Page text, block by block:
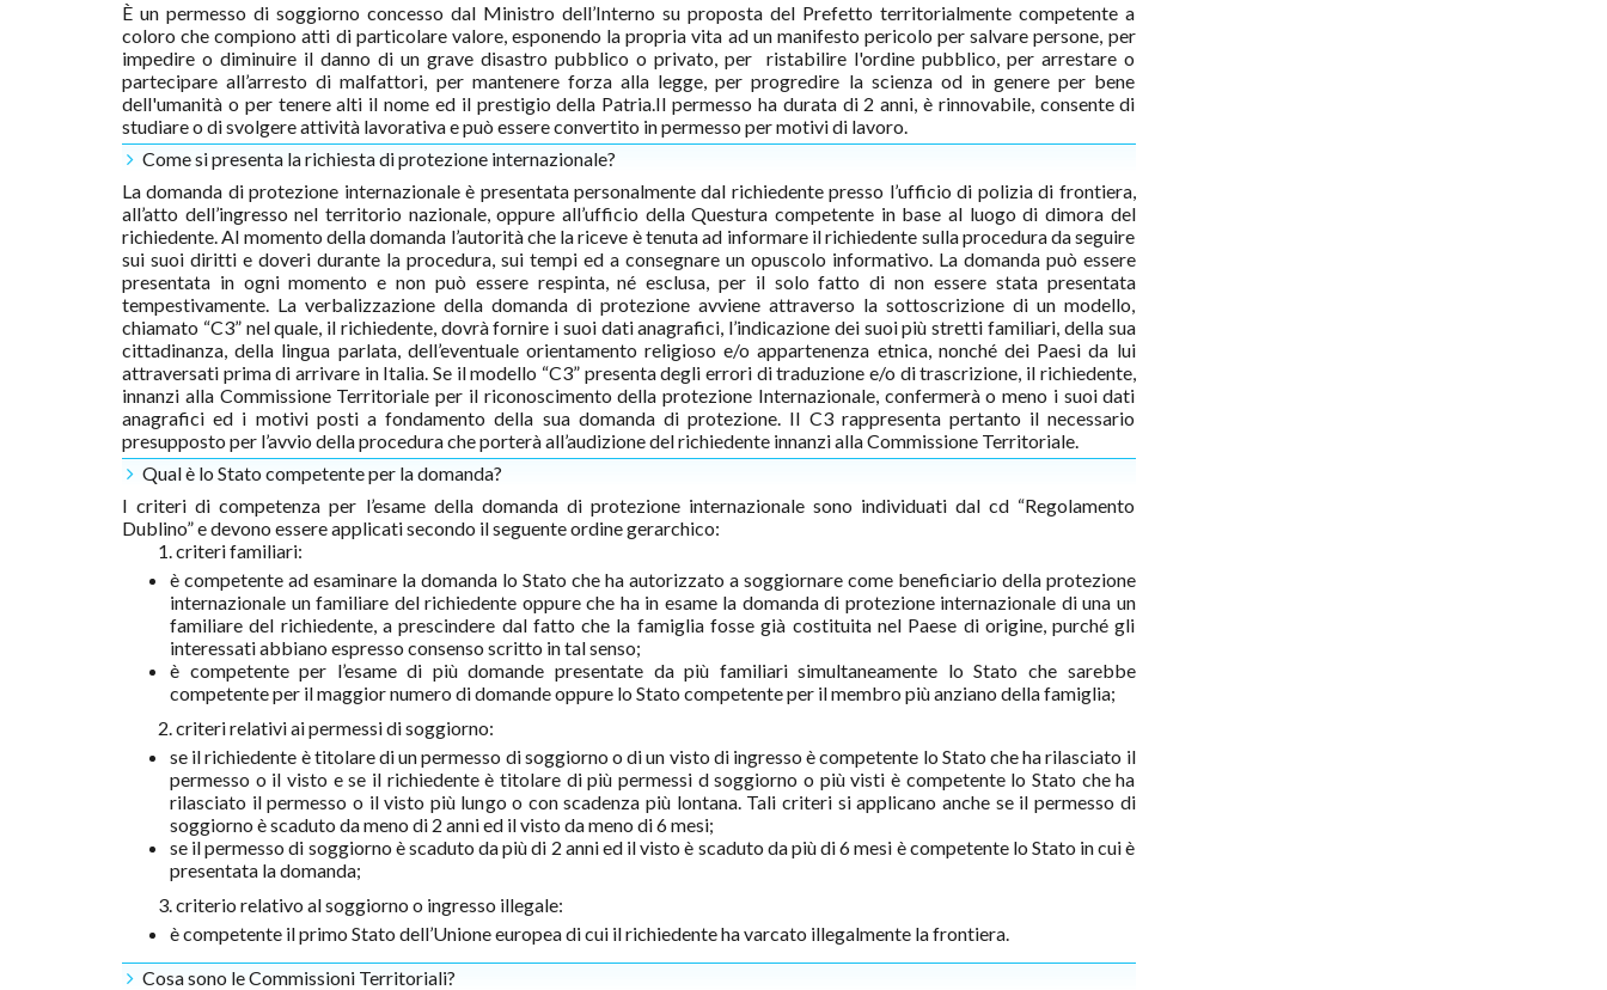
È un permesso di soggiorno concesso dal Ministro dell’Interno su proposta del Prefetto territorialmente competente a
coloro che compiono atti di particolare valore, esponendo la propria vita ad un manifesto pericolo per salvare persone, per
impedire o diminuire il danno di un grave disastro pubblico o privato, per ristabilire l'ordine pubblico, per arrestare o
partecipare all’arresto di malfattori, per mantenere forza alla legge, per progredire la scienza od in genere per bene
dell'umanità o per tenere alti il nome ed il prestigio della Patria.Il permesso ha durata di 2 anni, è rinnovabile, consente di
studiare o di svolgere attività lavorativa e può essere convertito in permesso per motivi di lavoro.
Come si presenta la richiesta di protezione internazionale?
La domanda di protezione internazionale è presentata personalmente dal richiedente presso l’ufficio di polizia di frontiera,
all’atto dell’ingresso nel territorio nazionale, oppure all’ufficio della Questura competente in base al luogo di dimora del
richiedente. Al momento della domanda l’autorità che la riceve è tenuta ad informare il richiedente sulla procedura da seguire
sui suoi diritti e doveri durante la procedura, sui tempi ed a consegnare un opuscolo informativo. La domanda può essere
presentata in ogni momento e non può essere respinta, né esclusa, per il solo fatto di non essere stata presentata
tempestivamente. La verbalizzazione della domanda di protezione avviene attraverso la sottoscrizione di un modello,
chiamato “C3” nel quale, il richiedente, dovrà fornire i suoi dati anagrafici, l’indicazione dei suoi più stretti familiari, della sua
cittadinanza, della lingua parlata, dell’eventuale orientamento religioso e/o appartenenza etnica, nonché dei Paesi da lui
attraversati prima di arrivare in Italia. Se il modello “C3” presenta degli errori di traduzione e/o di trascrizione, il richiedente,
innanzi alla Commissione Territoriale per il riconoscimento della protezione Internazionale, confermerà o meno i suoi dati
anagrafici ed i motivi posti a fondamento della sua domanda di protezione. Il C3 rappresenta pertanto il necessario
presupposto per l’avvio della procedura che porterà all’audizione del richiedente innanzi alla Commissione Territoriale.
Qual è lo Stato competente per la domanda?
I criteri di competenza per l’esame della domanda di protezione internazionale sono individuati dal cd “Regolamento
Dublino” e devono essere applicati secondo il seguente ordine gerarchico:
1. criteri familiari:
è competente ad esaminare la domanda lo Stato che ha autorizzato a soggiornare come beneficiario della protezione
internazionale un familiare del richiedente oppure che ha in esame la domanda di protezione internazionale di una un
familiare del richiedente, a prescindere dal fatto che la famiglia fosse già costituita nel Paese di origine, purché gli
interessati abbiano espresso consenso scritto in tal senso;
è competente per l’esame di più domande presentate da più familiari simultaneamente lo Stato che sarebbe
competente per il maggior numero di domande oppure lo Stato competente per il membro più anziano della famiglia;
2. criteri relativi ai permessi di soggiorno:
se il richiedente è titolare di un permesso di soggiorno o di un visto di ingresso è competente lo Stato che ha rilasciato il
permesso o il visto e se il richiedente è titolare di più permessi d soggiorno o più visti è competente lo Stato che ha
rilasciato il permesso o il visto più lungo o con scadenza più lontana. Tali criteri si applicano anche se il permesso di
soggiorno è scaduto da meno di 2 anni ed il visto da meno di 6 mesi;
se il permesso di soggiorno è scaduto da più di 2 anni ed il visto è scaduto da più di 6 mesi è competente lo Stato in cui è
presentata la domanda;
3. criterio relativo al soggiorno o ingresso illegale:
è competente il primo Stato dell’Unione europea di cui il richiedente ha varcato illegalmente la frontiera.
Cosa sono le Commissioni Territoriali?